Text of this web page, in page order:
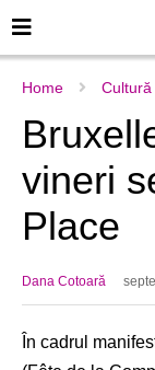
Home Cultură
vineri
Place
Dana Cotoară
În cadrul